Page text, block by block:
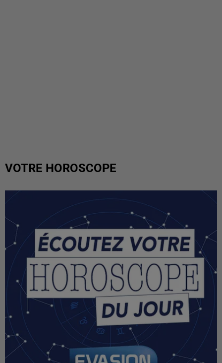
VOTRE HOROSCOPE